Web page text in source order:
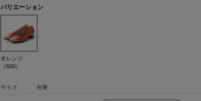
バリエーション
オレンジ
（600）
サイズ 在庫